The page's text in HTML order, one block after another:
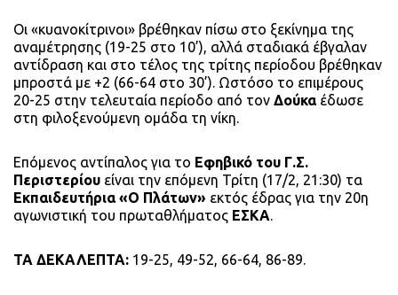
Οι «κυανοκίτρινοι» βρέθηκαν πίσω στο ξεκίνημα της
αναμέτρησης (19-25 στο 10’), αλλά σταδιακά έβγαλαν
αντίδραση και στο τέλος της τρίτης περίοδου βρέθηκαν
μπροστά με +2 (66-64 στο 30’). Ωστόσο το επιμέρους
20-25 στην τελευταία περίοδο από τον Δούκαέδωσε
στη φιλοξενούμενη ομάδα τη νίκη.
Επόμενος αντίπαλος για το Εφηβικό του Γ.Σ.
Περιστερίου είναι την επόμενη Τρίτη (17/2, 21:30) τα
Εκπαιδευτήρια «Ο Πλάτων» εκτός έδρας για την 20η
αγωνιστική του πρωταθλήματος ΕΣΚΑ.
ΤΑ ΔΕΚΑΛΕΠΤΑ: 19-25, 49-52, 66-64, 86-89.